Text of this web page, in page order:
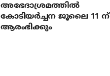
അഭേദാശ്രമത്തില്‍
കോടിയര്‍ച്ചന ജൂലൈ 11 ന്
ആരംഭിക്കും